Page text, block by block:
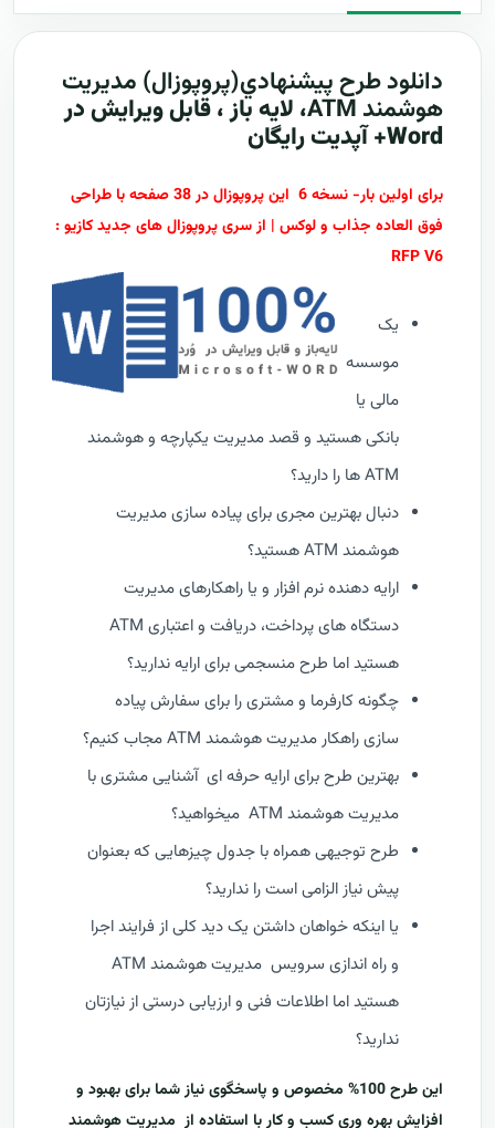
دانلود طرح پيشنهادي(پروپوزال) مدیریت
هوشمند ATM ، لایه باز ، قابل ویرایش در
Word+ آپدیت رایگان
برای اولین بار- نسخه 6 این پروپوزال در 38 صفحه با طراحی
فوق العاده جذاب و لوکس | از سری پروپوزال های جدید کازیو :
RFP V6
یک
موسسه
مالی یا
بانکی هستید و قصد مدیریت یکپارچه و هوشمند
ATM ها را دارید؟
دنبال بهترین مجری برای پیاده سازی مدیریت
هوشمند ATM هستید؟
ارایه دهنده نرم افزار و یا راهکارهای مدیریت
دستگاه های پرداخت، دریافت و اعتباری ATM
هستید اما طرح منسجمی برای ارایه ندارید؟
چگونه کارفرما و مشتری را برای سفارش پیاده
سازی راهکار مدیریت هوشمند ATM مجاب کنیم؟
بهترین طرح برای ارایه حرفه ای آشنایی مشتری با
مدیریت هوشمند ATM میخواهید؟
طرح توجیهی همراه با جدول چیزهایی که بعنوان
پیش نیاز الزامی است را ندارید؟
یا اینکه خواهان داشتن یک دید کلی از فرایند اجرا
هستید اما اطلاعات فنی و ارزیابی درستی از نیازتان
ندارید؟
این طرح 100% مخصوص و پاسخگوی نیاز شما برای بهبود و
افزایش بهره وری کسب و کار با استفاده از مدیریت هوشمند